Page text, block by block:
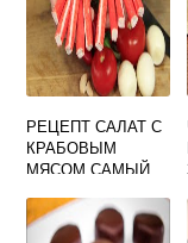
РЕЦЕПТ САЛАТ С
КРАБОВЫМ
МЯСОМ САМЫЙ